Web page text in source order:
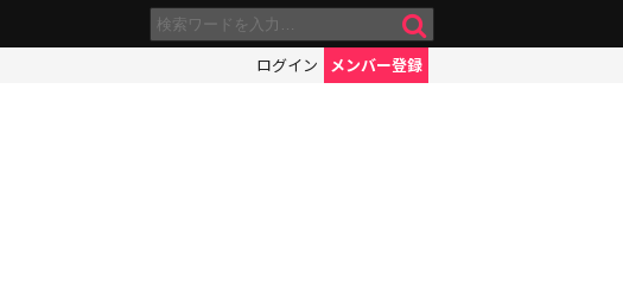
ログイン メンバー登録